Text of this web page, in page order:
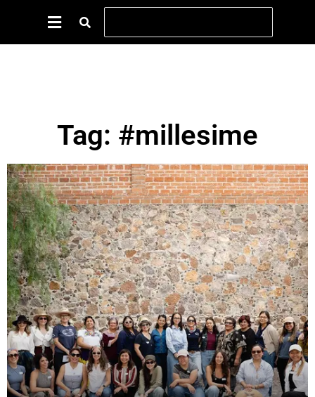
Tag: #millesime